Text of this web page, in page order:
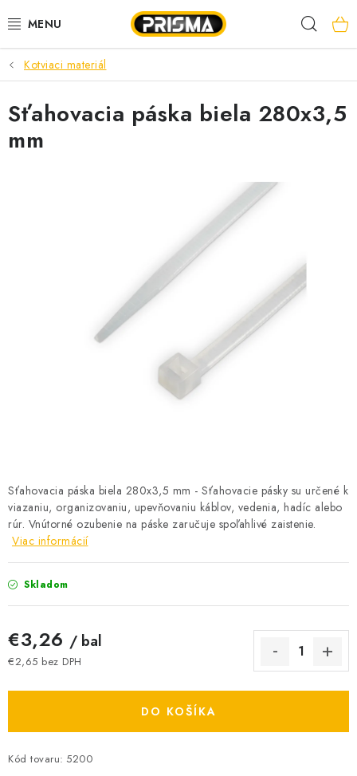
na
OBCHOD
O NÁS
AKCIE
LED PÁSY
MODULÁRNE PRÍSTROJE
SVORKY, ROZBOČOVAČE A OSTATNÉ
ELEKTRICKÉ VYKUROVANIE A VENTILÁCIA
SVIETIDLÁ A SVETELNÉ ZDROJE
ÚLOŽNÝ MATERIÁL
ZÁSUVKY A VYPÍNAČE
DOMÁCNOSŤ
ELEKTROMEROVÉ ROZVÁDZAČE
Kotviaci materiál
Sťahovacia páska biela 280x3,5 mm - Sťahovacie pásky su určené k
viazaniu, organizovaniu, upevňovaniu káblov, vedenia, hadíc alebo
rúr. Vnútorné ozubenie na páske zaručuje spoľahlivé zaistenie.
Viac informácií
Skladom
€3,26 / bal
€2,65 bez DPH
DO KOŠÍKA
Kód tovaru: 5200
Sťahovacia páska biela 280x3,5
mm